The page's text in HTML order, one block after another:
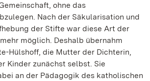
ohne das
Nach der Säkularisation und
der Stifte war diese Art der
möglich. Deshalb übernahm
Hülshoff, die Mutter der Dichterin,
Kinder zunächst selbst. Sie
an der Pädagogik des katholischen